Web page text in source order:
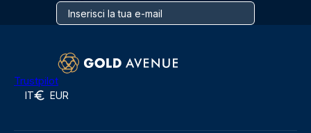
Trustpilot
IT EUR